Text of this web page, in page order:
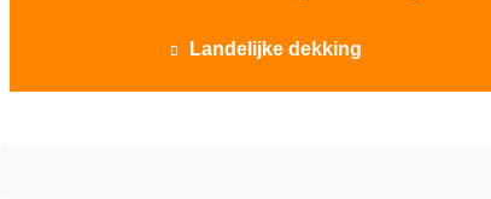
 Landelijke dekking